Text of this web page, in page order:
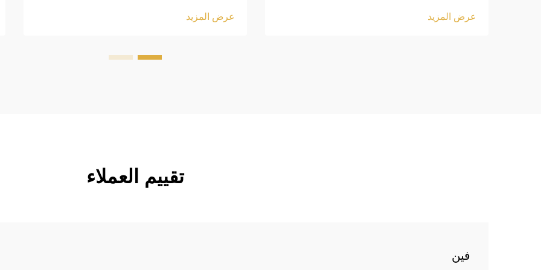
height: normal; } .blog-content h3 {
عرض المزيد
height: normal; } .blog-content h3 {
18px; font-size: 20px !important;
عرض المزيد
تقييم العملاء
فين